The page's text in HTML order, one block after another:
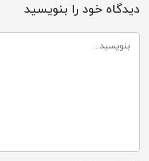
دیدگاه خود را بنویسید